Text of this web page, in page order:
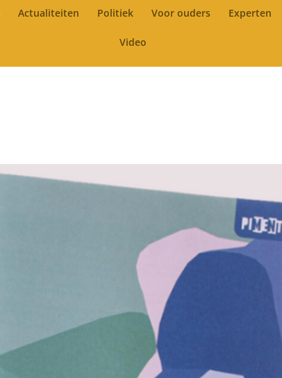
Actualiteiten Politiek Voor ouders Experten
Video